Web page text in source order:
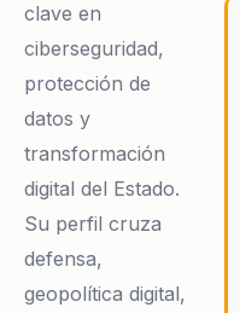
clave en
ciberseguridad,
protección de
datos y
transformación
digital del Estado.
Su perfil cruza
defensa,
geopolítica digital,